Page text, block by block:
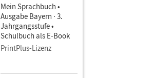
Mein Sprachbuch •
Ausgabe Bayern · 3.
Jahrgangsstufe •
Schulbuch als E-Book
PrintPlus-Lizenz